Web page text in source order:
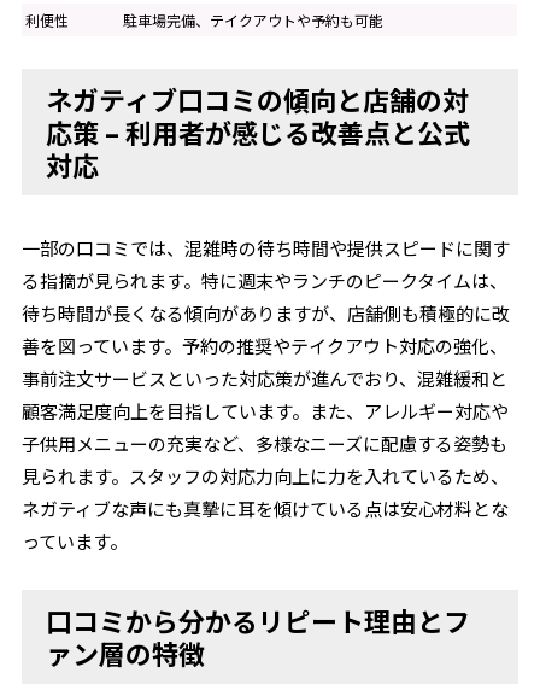
利便性
駐車場完備、テイクアウトや予約も可能
ネガティブ口コミの傾向と店舗の対
応策 – 利用者が感じる改善点と公式
対応
一部の口コミでは、混雑時の待ち時間や提供スピードに関す
る指摘が見られます。特に週末やランチのピークタイムは、
待ち時間が長くなる傾向がありますが、店舗側も積極的に改
善を図っています。予約の推奨やテイクアウト対応の強化、
事前注文サービスといった対応策が進んでおり、混雑緩和と
顧客満足度向上を目指しています。また、アレルギー対応や
子供用メニューの充実など、多様なニーズに配慮する姿勢も
見られます。スタッフの対応力向上に力を入れているため、
ネガティブな声にも真摯に耳を傾けている点は安心材料とな
っています。
口コミから分かるリピート理由とフ
ァン層の特徴